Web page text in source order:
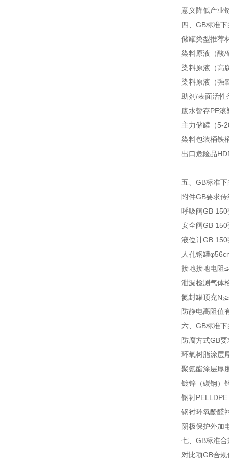
意义 降低产业
四、GB标准
储罐类型推荐
染料原液（酸/
染料原液（高
染料原液（强
助剂/表面活性
废水暂存PE滚
主力储罐（5-
染料包装桶铁
出口危险品
五、GB标准
附件GB要求传
呼吸阀GB 150
安全阀GB
液位计GB
人孔钢罐
接地接地电阻
泄漏检测气体
氮封罐顶充
防静电高阻值
六、GB标准
防腐方式GB要
环氧树脂涂层
聚氨酯涂层厚
镀锌（碳钢）
钢衬PE
钢衬环氧酚醛
阴极保护外加
七、GB标准
对比项GB合规